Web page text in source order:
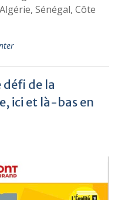
Sénégal, Côte
de la
ici et là-bas en